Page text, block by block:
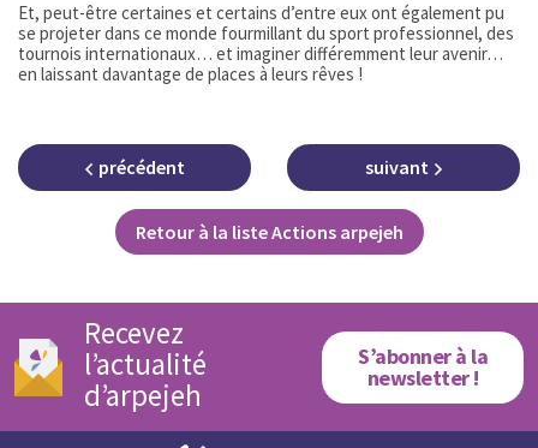
Et, peut-être certaines et certains d’entre eux ont également pu
se projeter dans ce monde fourmillant du sport professionnel, des
tournois internationaux… et imaginer différemment leur avenir…
en laissant davantage de places à leurs rêves !
précédent
Retour à la liste Actions arpejeh
suivant
Recevez
l’actualité
d’arpejeh
S’abonner à la
newsletter !